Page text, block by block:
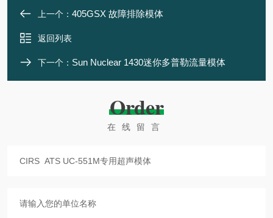
上一个： 405GSX 故障排除模体
返回列表
下一个： Sun Nuclear 1430迷你多普勒流量模体
Order
在线留言